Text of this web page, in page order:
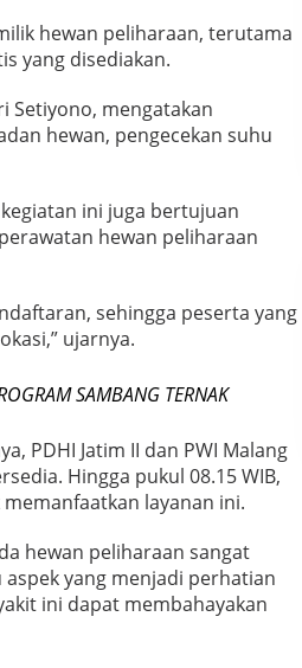
hewan peliharaan, terutama
yang disediakan.
Setiyono, mengatakan
hewan, pengecekan suhu
ini juga bertujuan
hewan peliharaan
sehingga peserta yang
ujarnya.
SAMBANG TERNAK
PDHI Jatim II dan PWI Malang
Hingga pukul 08.15 WIB,
layanan ini.
hewan peliharaan sangat
yang menjadi perhatian
ini dapat membahayakan